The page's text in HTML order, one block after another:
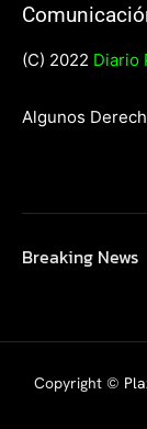
(C) 2022 Diario
Algunos
Breaking News
Copyright ©